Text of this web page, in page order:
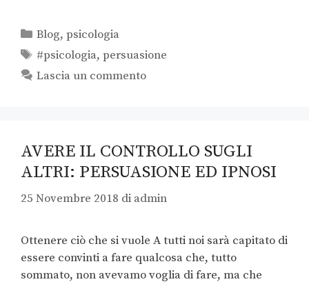
Blog,psicologia
#psicologia,persuasione
Lascia un commento
AVERE IL CONTROLLO SUGLI
ALTRI: PERSUASIONE ED IPNOSI
25 Novembre 2018 di admin
Ottenere ciò che si vuole A tutti noi sarà capitato di
essere convinti a fare qualcosa che, tutto
sommato, non avevamo voglia di fare, ma che